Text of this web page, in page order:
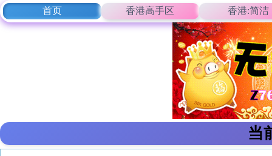
首页 香港高手区 香港:简洁
当